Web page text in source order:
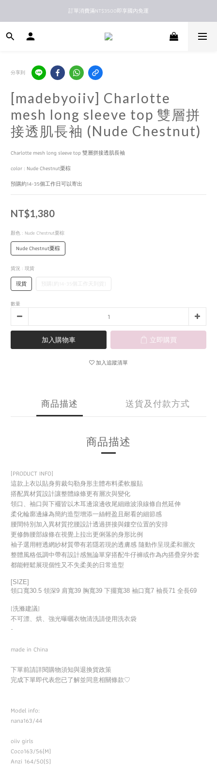
新馬港澳順豐到付配送
訂單消費滿NT$3500即享國內免運
新馬港澳順豐到付配送
分享到
[madebyoiiv] Charlotte
mesh long sleeve top 雙層拼
接透肌長袖 (Nude Chestnut)
Charlotte mesh long sleeve top 雙層拼接透肌長袖
color : Nude Chestnut栗棕
預購約14-35個工作日可以寄出
NT$1,380
顏色 : Nude Chestnut栗棕
Nude Chestnut栗棕
貨況 : 現貨
現貨 預購(約14-35個工作天到貨)
數量
加入購物車 立即購買
加入追蹤清單
商品描述 送貨及付款方式
商品描述
[PRODUCT INFO]
這款上衣以貼身剪裁勾勒身形主體布料柔軟服貼
搭配異材質設計讓整體線條更有層次與變化
領口、袖口與下襬皆以木耳邊滾邊收尾細緻波浪線條自然延伸
柔化輪廓邊緣為簡約造型增添一絲輕盈且耐看的細節感
腰間特別加入異材質挖腰設計透過拼接與鏤空位置的安排
更修飾腰部線條在視覺上拉出更俐落的身形比例
袖子選用輕透網紗材質帶有若隱若現的透膚感 隨動作呈現柔和層次
整體風格低調中帶有設計感無論單穿搭配牛仔褲或作為內搭疊穿外套
都能輕鬆展現個性又不失柔美的日常造型
[SIZE]
領口寬30.5 領深9 肩寬39 胸寬39 下擺寬38 袖口寬7 袖長71 全長69
[洗滌建議]
不可漂、烘、強光曝曬衣物清洗請使用洗衣袋
-
made in China
下單前請詳閱購物須知與退換貨政策
完成下單即代表您已了解並同意相關條款♡
Model info:
nana163/44
oiiv girls
Coco163/56(M)
Anzi 164/50(S)